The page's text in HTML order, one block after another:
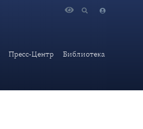
Пресс-Центр Библиотека